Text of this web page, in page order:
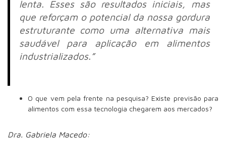
lenta. Esses são resultados iniciais, mas
que reforçam o potencial da nossa gordura
estruturante como uma alternativa mais
saudável para aplicação em alimentos
industrializados.”
O que vem pela frente na pesquisa? Existe previsão para
alimentos com essa tecnologia chegarem aos mercados?
Dra. Gabriela Macedo: